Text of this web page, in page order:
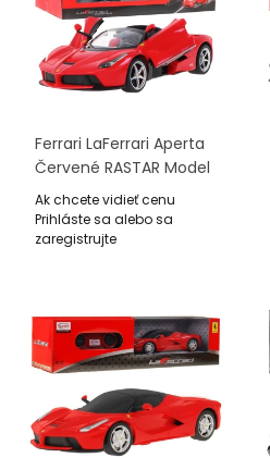
Ferrari LaFerrari Aperta
Červené RASTAR Model
1:14 Diaľkovo Ovládané
Auto + Ovládač 2,4 GHz
Ak chcete vidieť cenu
Prihláste sa alebo sa
zaregistrujte